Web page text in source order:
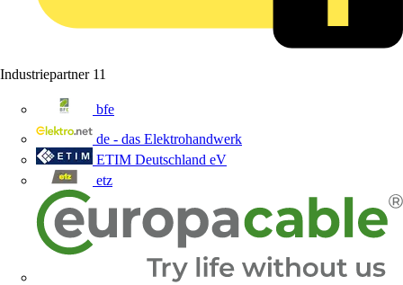
Industriepartner 11
bfe
de - das Elektrohandwerk
ETIM Deutschland eV
etz